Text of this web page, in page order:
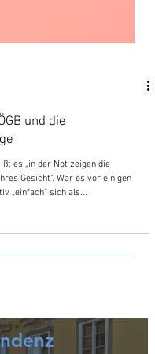
und die
Gesicht“. War es vor einigen